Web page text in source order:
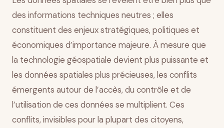
collaborative
des informations techniques neutres ; elles
constituent des enjeux stratégiques, politiques et
économiques d’importance majeure. À mesure que
la technologie géospatiale devient plus puissante et
les données spatiales plus précieuses, les conflits
émergents autour de l’accès, du contrôle et de
l’utilisation de ces données se multiplient. Ces
conflits, invisibles pour la plupart des citoyens,